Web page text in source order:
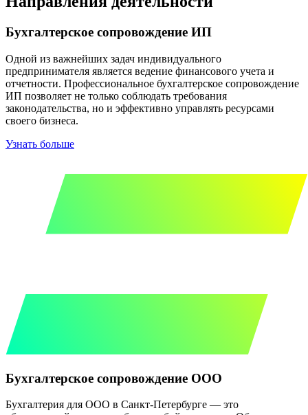
Бухгалтерское сопровождение ИП
Одной из важнейших задач индивидуального
предпринимателя является ведение финансового учета и
отчетности. Профессиональное бухгалтерское сопровождение
ИП позволяет не только соблюдать требования
законодательства, но и эффективно управлять ресурсами
своего бизнеса.
Узнать больше
Бухгалтерское сопровождение ООО
Бухгалтерия для ООО в Санкт-Петербурге — это